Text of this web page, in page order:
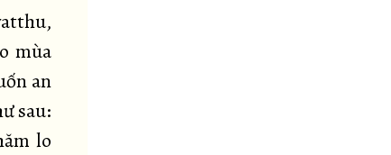
mùa
an
sau:
lo